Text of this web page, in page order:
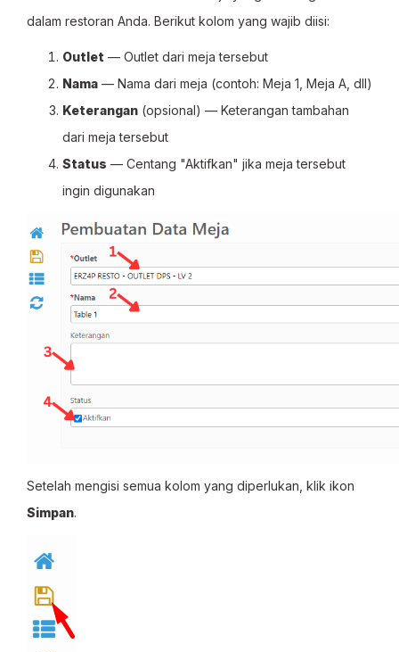
dalam restoran Anda. Berikut kolom yang wajib diisi:
Outlet — Outlet dari meja tersebut
Nama — Nama dari meja (contoh: Meja 1, Meja A, dll)
Keterangan (opsional) — Keterangan tambahan
dari meja tersebut
Status — Centang "Aktifkan" jika meja tersebut
ingin digunakan
Setelah mengisi semua kolom yang diperlukan, klik ikon
Simpan.